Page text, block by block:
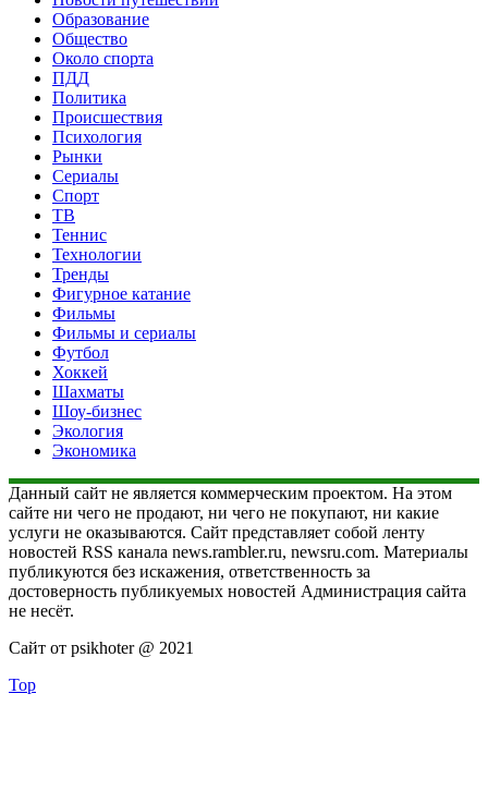
Образование
Общество
Около спорта
ПДД
Политика
Происшествия
Психология
Рынки
Сериалы
Спорт
ТВ
Теннис
Технологии
Тренды
Фигурное катание
Фильмы
Фильмы и сериалы
Футбол
Хоккей
Шахматы
Шоу-бизнес
Экология
Экономика
Данный сайт не является коммерческим проектом. На этом
сайте ни чего не продают, ни чего не покупают, ни какие
услуги не оказываются. Сайт представляет собой ленту
новостей RSS канала news.rambler.ru, newsru.com. Материалы
публикуются без искажения, ответственность за
достоверность публикуемых новостей Администрация сайта
не несёт.
Сайт от psikhoter @ 2021
Top